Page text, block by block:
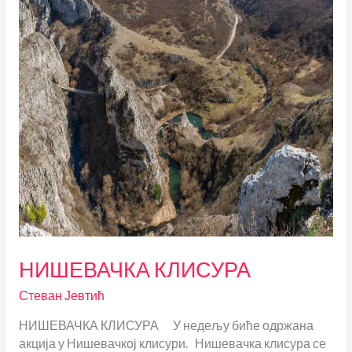
НИШЕВАЧКА КЛИСУРА
Стеван Јевтић
НИШЕВАЧКА КЛИСУРА У недељу биће одржана
акција у Нишевачкој клисури. Нишевачка клисура се